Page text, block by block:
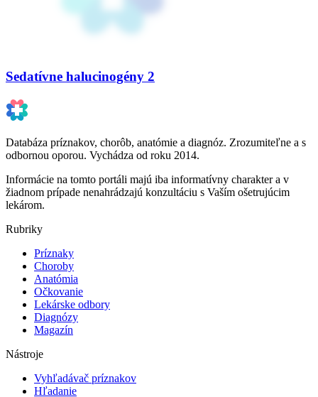
Sedatívne halucinogény 2
Databáza príznakov, chorôb, anatómie a diagnóz. Zrozumiteľne a s
odbornou oporou. Vychádza od roku 2014.
Informácie na tomto portáli majú iba informatívny charakter a v
žiadnom prípade nenahrádzajú konzultáciu s Vaším ošetrujúcim
lekárom.
Rubriky
Príznaky
Choroby
Anatómia
Očkovanie
Lekárske odbory
Diagnózy
Magazín
Nástroje
Vyhľadávač príznakov
Hľadanie